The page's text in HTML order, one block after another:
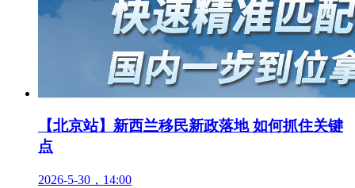
【北京站】新西兰移民新政落地 如何抓住关键
点
2026-5-30，14:00